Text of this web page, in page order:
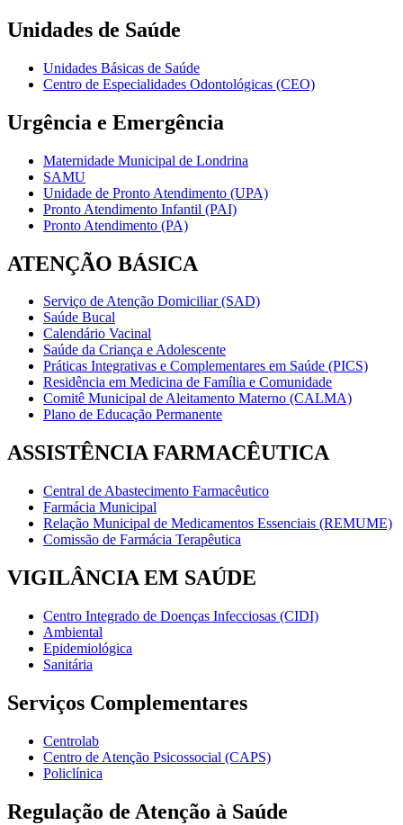
Unidades de Saúde
Unidades Básicas de Saúde
Centro de Especialidades Odontológicas (CEO)
Urgência e Emergência
Maternidade Municipal de Londrina
SAMU
Unidade de Pronto Atendimento (UPA)
Pronto Atendimento Infantil (PAI)
Pronto Atendimento (PA)
ATENÇÃO BÁSICA
Serviço de Atenção Domiciliar (SAD)
Saúde Bucal
Calendário Vacinal
Saúde da Criança e Adolescente
Práticas Integrativas e Complementares em Saúde (PICS)
Residência em Medicina de Família e Comunidade
Comitê Municipal de Aleitamento Materno (CALMA)
Plano de Educação Permanente
ASSISTÊNCIA FARMACÊUTICA
Central de Abastecimento Farmacêutico
Farmácia Municipal
Relação Municipal de Medicamentos Essenciais (REMUME)
Comissão de Farmácia Terapêutica
VIGILÂNCIA EM SAÚDE
Centro Integrado de Doenças Infecciosas (CIDI)
Ambiental
Epidemiológica
Sanitária
Serviços Complementares
Centrolab
Centro de Atenção Psicossocial (CAPS)
Policlínica
Regulação de Atenção à Saúde